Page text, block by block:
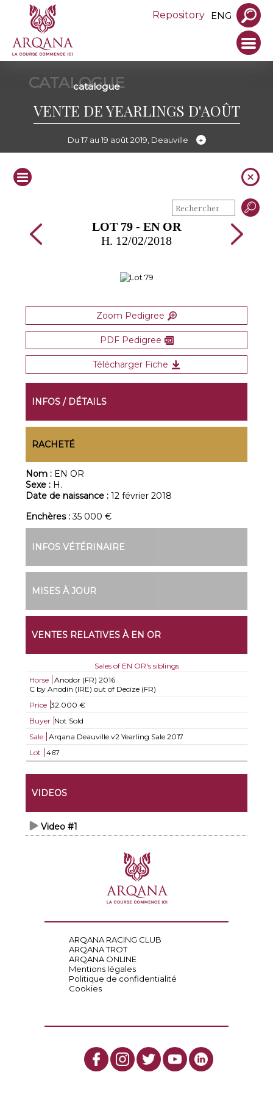
Repository ENG
CATALOGUE
catalogue
VENTE DE YEARLINGS D'AOÛT
Du 17 au 19 août 2019, Deauville
LOT 79 - EN OR
H. 12/02/2018
Zoom Pedigree
PDF Pedigree
Télécharger Fiche
INFOS / DÉTAILS
RACHETÉ
Nom : EN OR
Sexe : H.
Date de naissance :12 février 2018
Enchères :35 000 €
INFOS VÉTÉRINAIRE
MISES À JOUR
VENTES RELATIVES À EN OR
Sales of EN OR's siblings
Horse
Anodor (FR) 2016
C by Anodin (IRE) out of Decize (FR)
Price 32.000 €
Buyer Not Sold
Sale
Arqana Deauville v2 Yearling Sale 2017
Lot
467
VIDEOS
Video #1
ARQANA RACING CLUB
ARQANA TROT
ARQANA ONLINE
Mentions légales
Politique de confidentialité
Cookies